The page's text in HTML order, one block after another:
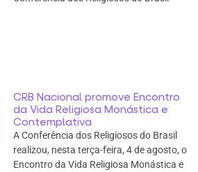
CRB Nacional promove Encontro
da Vida Religiosa Monástica e
Contemplativa
A Conferência dos Religiosos do Brasil
realizou, nesta terça-feira, 4 de agosto, o
Encontro da Vida Religiosa Monástica e